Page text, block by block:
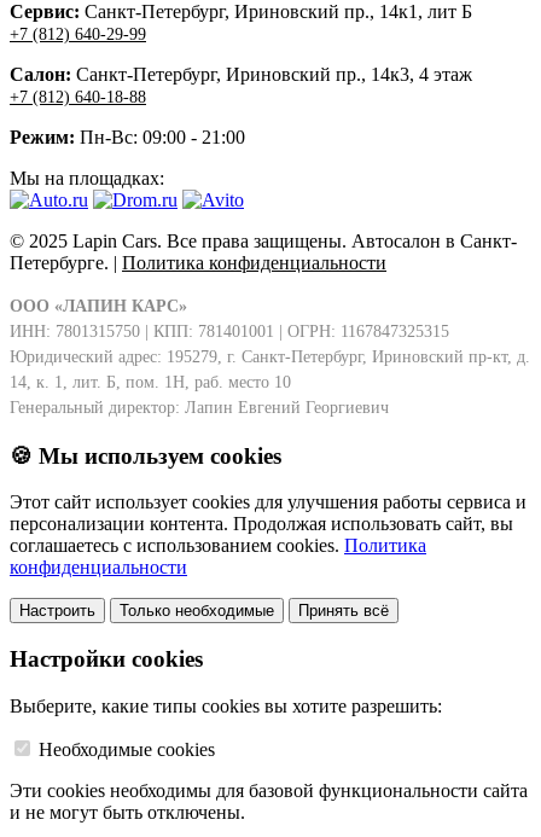
Сервис: Санкт-Петербург, Ириновский пр., 14к1, лит Б
+7 (812) 640-29-99
Салон: Санкт-Петербург, Ириновский пр., 14к3, 4 этаж
+7 (812) 640-18-88
Режим: Пн-Вс: 09:00 - 21:00
Мы на площадках:
© 2025 Lapin Cars. Все права защищены. Автосалон в Санкт-
Петербурге. | Политика конфиденциальности
ООО «ЛАПИН КАРС»
ИНН: 7801315750 | КПП: 781401001 | ОГРН: 1167847325315
Юридический адрес: 195279, г. Санкт-Петербург, Ириновский пр-кт, д.
14, к. 1, лит. Б, пом. 1Н, раб. место 10
Генеральный директор: Лапин Евгений Георгиевич
🍪 Мы используем cookies
Этот сайт использует cookies для улучшения работы сервиса и
персонализации контента. Продолжая использовать сайт, вы
соглашаетесь с использованием cookies. Политика
конфиденциальности
Настроить Только необходимые Принять всё
Настройки cookies
Выберите, какие типы cookies вы хотите разрешить:
Необходимые cookies
Эти cookies необходимы для базовой функциональности сайта
и не могут быть отключены.